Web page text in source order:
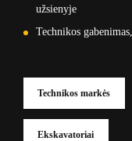
užsienyje
Technikos
Technikos markės
Ekskavatoriai